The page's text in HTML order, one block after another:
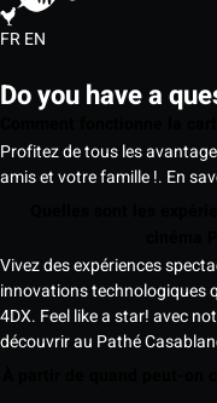
FREN
Do you have a
Profitez de tous les
amis et votre famille !. En
Vivez des expériences
innovations technologiques
4DX. Feel like a star! avec
découvrir au Pathé